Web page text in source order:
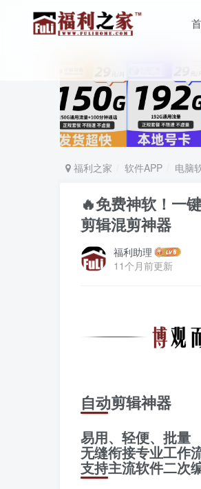
福利之家 软件APP 电脑
🔥免费神软！一
剪辑混剪神器
福利助理
11个月前更新
自动剪辑神器
易用、轻便、批量
无缝衔接专业工作
支持主流软件二次